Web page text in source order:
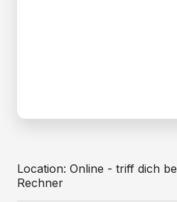
Location: Online - triff dich
Rechner